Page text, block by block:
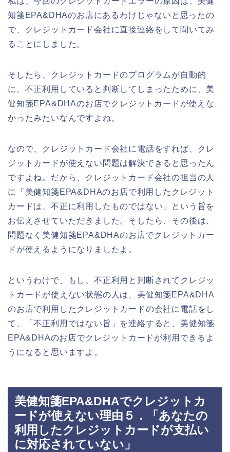
知箋EPA&DHAのお店にあるわけじゃないと思ったの
で、クレジットカード会社に直接連絡をして聞いてみ
ることにしました。
そしたら、クレジットカードのプログラムが自動的
に、不正利用していると判断してしまったために、美
健知箋EPA&DHAのお店でクレジットカードが使えな
かったみたいなんですよね。
なので、クレジットカード会社に電話をすれば、クレ
ジットカードが使えない問題は解決できると思ったん
ですよね。だから、クレジットカード会社の担当の人
に「美健知箋EPA&DHAのお店で利用したクレジット
カードは、不正に利用したものではない」という旨を
お伝えさせていただきました。そしたら、その後は、
問題なく美健知箋EPA&DHAのお店でクレジットカー
ドが使えるようになりましたよ。
というわけで、もし、不正利用と判断されてクレジッ
トカードが使えない状態の人は、美健知箋EPA&DHA
のお店で利用したクレジットカードの会社に電話をし
て、「不正利用ではない旨」を連絡すると、美健知箋
EPA&DHAのお店でクレジットカードが利用できるよ
うになると思いますよ。
美健知箋EPA&DHAでクレジットカ
ードが使えない理由５．「あなたの
利用したクレジットカードが支払い
に対応されていない」